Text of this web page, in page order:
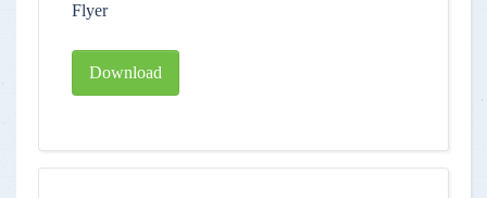
Flyer
Download